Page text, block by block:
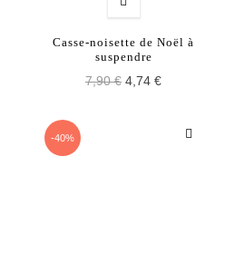
Casse-noisette de Noël à
suspendre
7,90 € 4,74 €
-40%